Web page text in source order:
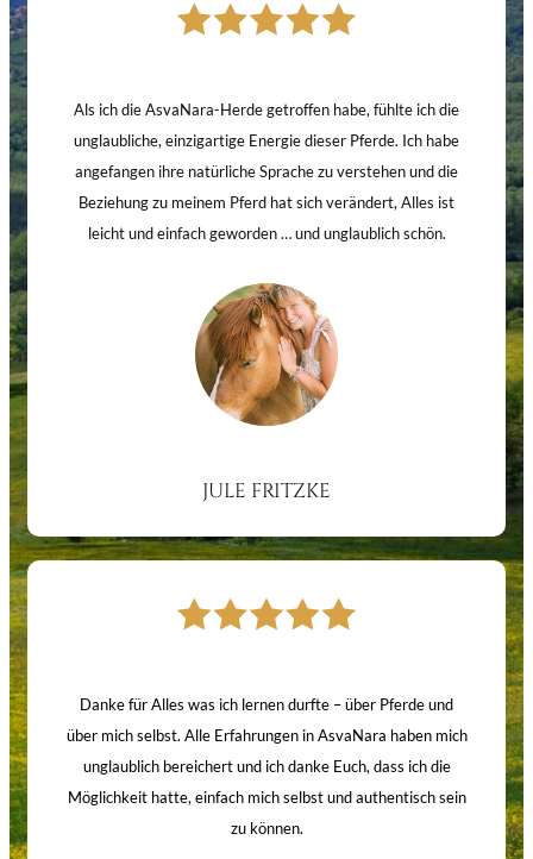
Als ich die AsvaNara-Herde getroffen habe, fühlte ich die
unglaubliche, einzigartige Energie dieser Pferde. Ich habe
angefangen ihre natürliche Sprache zu verstehen und die
Beziehung zu meinem Pferd hat sich verändert, Alles ist
leicht und einfach geworden … und unglaublich schön.
JULE FRITZKE
Danke für Alles was ich lernen durfte – über Pferde und
über mich selbst. Alle Erfahrungen in AsvaNara haben mich
unglaublich bereichert und ich danke Euch, dass ich die
Möglichkeit hatte, einfach mich selbst und authentisch sein
zu können.